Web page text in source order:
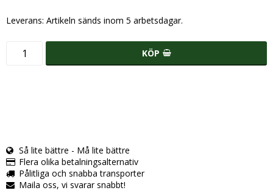
Leverans: Artikeln sänds inom 5 arbetsdagar.
KÖP
Så lite bättre - Må lite bättre
Flera olika betalningsalternativ
Pålitliga och snabba transporter
Maila oss, vi svarar snabbt!